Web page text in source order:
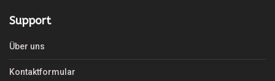
Support
Über uns
Kontaktformular